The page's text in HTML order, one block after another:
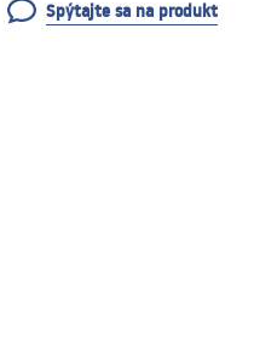
Spýtajte sa na produkt